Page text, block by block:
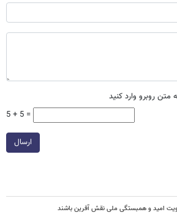
متن روبرو وارد کنید
5 + 5 =
ارسال
تقویت امید و همبستگی ملی نقش‌ آفرین باشند